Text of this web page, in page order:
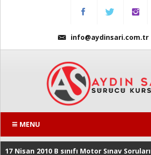
info@aydinsari.com.tr
MENU
17 Nisan 2010 B sınıfı Motor Sınav Soruları
Fiyatlarımız
Kursumuzdan
Ders
Videoları